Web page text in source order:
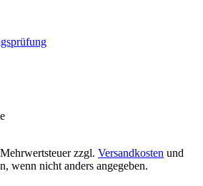
zzgl. Versandkosten und
wenn nicht anders angegeben.